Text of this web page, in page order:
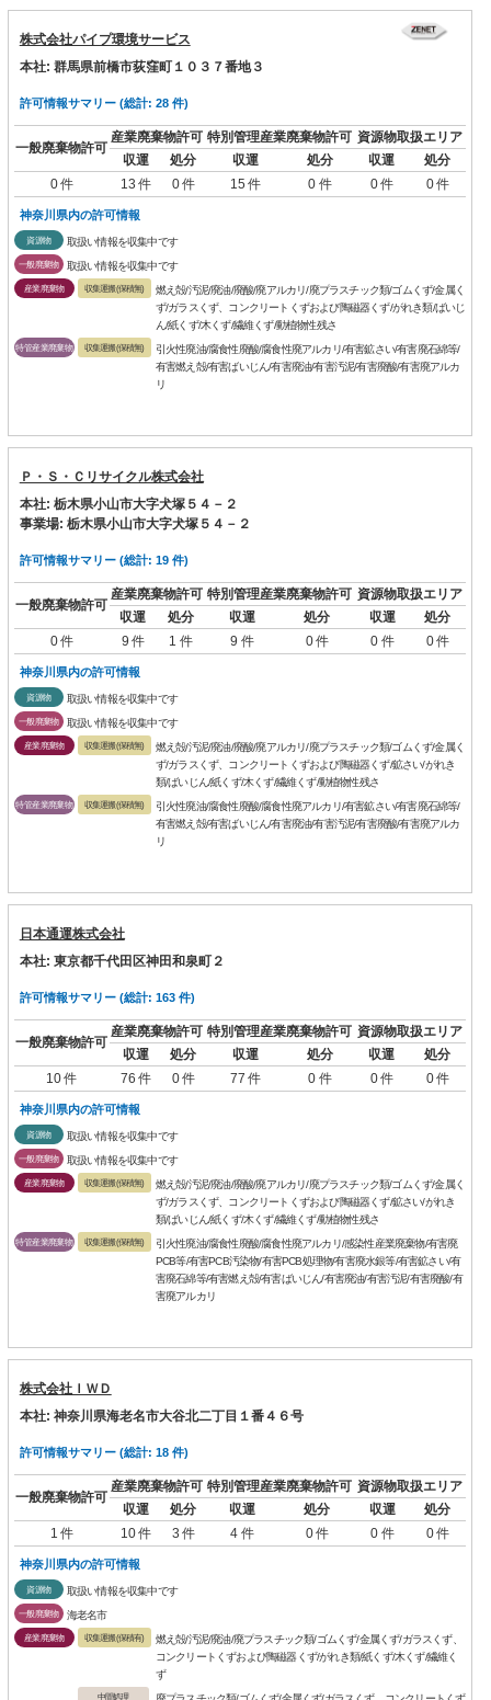
株式会社パイプ環境サービス
本社: 群馬県前橋市荻窪町１０３７番地３
許可情報サマリー (総計: 28 件)
一般廃棄物許可
産業廃棄物許可 特別管理産業廃棄物許可 資源物取扱エリア
収運
処分 収運 処分 収運
処分
0 件
13 件 0 件 15 件 0 件 0 件 0 件
神奈川県内の許可情報
資源物 取扱い情報を収集中です
一般廃棄物 取扱い情報を収集中です
産業廃棄物 収集運搬(保積無)
燃え殻/汚泥/廃油/廃酸/廃アルカリ/廃プラスチック類/ゴムくず/金属く
ず/ガラスくず、コンクリートくずおよび陶磁器くず/がれき類/ばいじ
ん/紙くず/木くず/繊維くず/動植物性残さ
特管産業廃棄物 収集運搬(保積無)
引火性廃油/腐食性廃酸/腐食性廃アルカリ/有害鉱さい/有害廃石綿等/
有害燃え殻/有害ばいじん/有害廃油/有害汚泥/有害廃酸/有害廃アルカ
リ
Ｐ・Ｓ・Ｃリサイクル株式会社
本社: 栃木県小山市大字犬塚５４－２
事業場: 栃木県小山市大字犬塚５４－２
許可情報サマリー (総計: 19 件)
一般廃棄物許可
産業廃棄物許可 特別管理産業廃棄物許可 資源物取扱エリア
収運
処分 収運 処分 収運
処分
0 件
9 件 1 件 9 件 0 件 0 件 0 件
神奈川県内の許可情報
資源物 取扱い情報を収集中です
一般廃棄物 取扱い情報を収集中です
産業廃棄物 収集運搬(保積無)
燃え殻/汚泥/廃油/廃酸/廃アルカリ/廃プラスチック類/ゴムくず/金属く
ず/ガラスくず、コンクリートくずおよび陶磁器くず/鉱さい/がれき
類/ばいじん/紙くず/木くず/繊維くず/動植物性残さ
特管産業廃棄物 収集運搬(保積無)
引火性廃油/腐食性廃酸/腐食性廃アルカリ/有害鉱さい/有害廃石綿等/
有害燃え殻/有害ばいじん/有害廃油/有害汚泥/有害廃酸/有害廃アルカ
リ
日本通運株式会社
本社: 東京都千代田区神田和泉町２
許可情報サマリー (総計: 163 件)
一般廃棄物許可
産業廃棄物許可 特別管理産業廃棄物許可 資源物取扱エリア
収運
処分 収運 処分 収運
処分
10 件
76 件 0 件 77 件 0 件 0 件 0 件
神奈川県内の許可情報
資源物 取扱い情報を収集中です
一般廃棄物 取扱い情報を収集中です
産業廃棄物 収集運搬(保積無)
燃え殻/汚泥/廃油/廃酸/廃アルカリ/廃プラスチック類/ゴムくず/金属く
ず/ガラスくず、コンクリートくずおよび陶磁器くず/鉱さい/がれき
類/ばいじん/紙くず/木くず/繊維くず/動植物性残さ
特管産業廃棄物 収集運搬(保積無)
引火性廃油/腐食性廃酸/腐食性廃アルカリ/感染性産業廃棄物/有害廃
PCB等/有害PCB汚染物/有害PCB処理物/有害廃水銀等/有害鉱さい/有
害廃石綿等/有害燃え殻/有害ばいじん/有害廃油/有害汚泥/有害廃酸/有
害廃アルカリ
株式会社ＩＷＤ
本社: 神奈川県海老名市大谷北二丁目１番４６号
許可情報サマリー (総計: 18 件)
一般廃棄物許可
産業廃棄物許可 特別管理産業廃棄物許可 資源物取扱エリア
収運
処分 収運 処分 収運
処分
1 件
10 件 3 件 4 件 0 件 0 件 0 件
神奈川県内の許可情報
資源物 取扱い情報を収集中です
一般廃棄物 海老名市
産業廃棄物 収集運搬(保積有)
燃え殻/汚泥/廃油/廃プラスチック類/ゴムくず/金属くず/ガラスくず、
コンクリートくずおよび陶磁器くず/がれき類/紙くず/木くず/繊維く
ず
中間処理